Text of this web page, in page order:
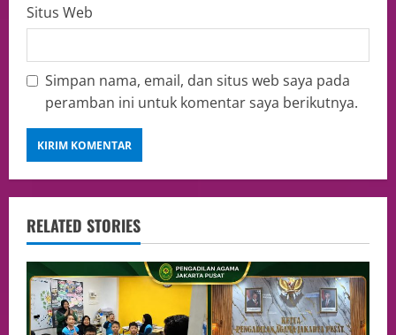
Situs Web
Simpan nama, email, dan situs web saya pada
peramban ini untuk komentar saya berikutnya.
RELATED STORIES